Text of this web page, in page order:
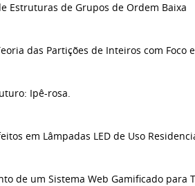
Estruturas de Grupos de Ordem Baixa
das Partições de Inteiros com Foco
Ipê-rosa.
em Lâmpadas LED de Uso
de um Sistema Web Gamificado para